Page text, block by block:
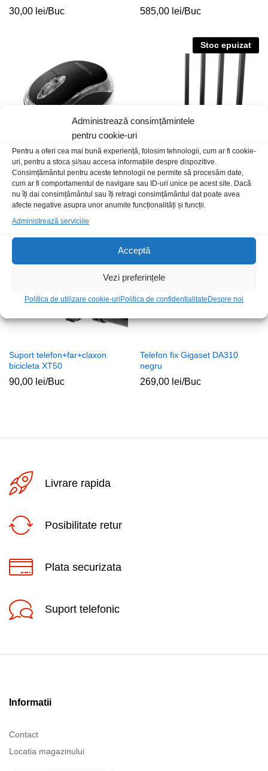
Administrează consimțămintele
pentru cookie-uri
Pentru a oferi cea mai bună experiență, folosim tehnologii, cum ar fi cookie-
uri, pentru a stoca și/sau accesa informațiile despre dispozitive.
Consimțământul pentru aceste tehnologii ne permite să procesăm date,
cum ar fi comportamentul de navigare sau ID-uri unice pe acest site. Dacă
nu îți dai consimțământul sau îți retragi consimțământul dat poate avea
afecte negative asupra unor anumite funcționalități și funcții.
Administrează serviciile
Acceptă
Vezi preferințele
Politica de utilizare cookie-uriPolitica de confidentialitateDespre noi
30,00 lei/Buc 585,00 lei/Buc
Mouse FF Extreme Esperanza
1000DPI negru
30,00lei/Buc
Stoc epuizat
Router Wi-Fi Archer C6
AC1200 MU-MIMO
200,00lei/Buc
Suport telefon+far+claxon
bicicleta XT50
90,00 lei/Buc
Telefon fix Gigaset DA310
negru
269,00 lei/Buc
Livrare rapida
Posibilitate retur
Plata securizata
Suport telefonic
Informatii
Contact
Locatia magazinului